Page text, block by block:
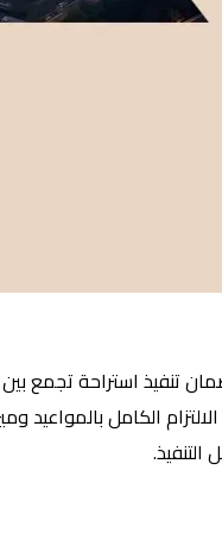
تنفيذ استراحة تجمع
الكامل